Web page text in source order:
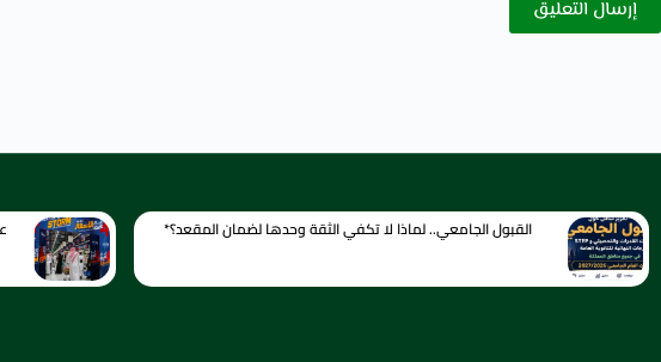
إرسال التعليق
القبول الجامعي.. لماذا لا تكفي الثقة وحدها لضمان المقعد؟*